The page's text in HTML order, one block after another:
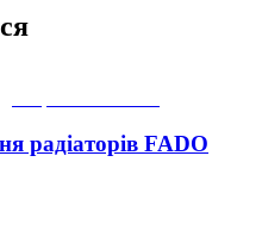
радіаторів FADO